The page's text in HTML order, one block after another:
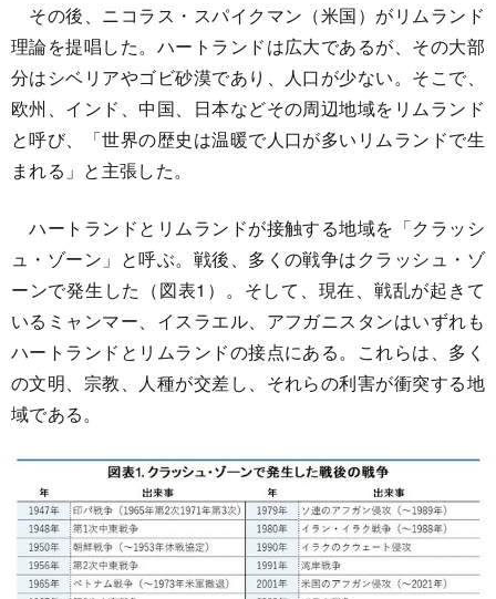
その後、ニコラス・スパイクマン（米国）がリムランド
理論を提唱した。ハートランドは広大であるが、その大部
分はシベリアやゴビ砂漠であり、人口が少ない。そこで、
欧州、インド、中国、日本などその周辺地域をリムランド
と呼び、「世界の歴史は温暖で人口が多いリムランドで生
まれる」と主張した。
ハートランドとリムランドが接触する地域を「クラッシ
ュ・ゾーン」と呼ぶ。戦後、多くの戦争はクラッシュ・ゾ
ーンで発生した（図表1）。そして、現在、戦乱が起きて
いるミャンマー、イスラエル、アフガニスタンはいずれも
ハートランドとリムランドの接点にある。これらは、多く
の文明、宗教、人種が交差し、それらの利害が衝突する地
域である。